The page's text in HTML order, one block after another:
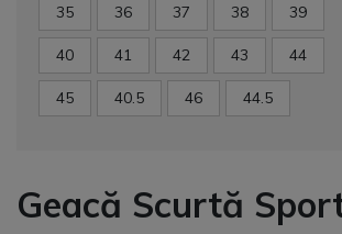
35 36 37 38 39
40 41 42 43 44
45 40.5 46 44.5
Geacă Scurtă